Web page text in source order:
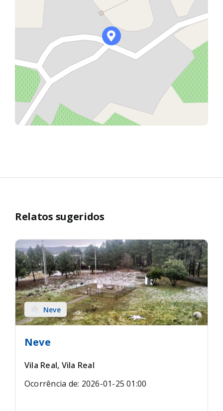
Relatos sugeridos
Neve
Neve
Vila Real, Vila Real
Ocorrência de: 2026-01-25 01:00